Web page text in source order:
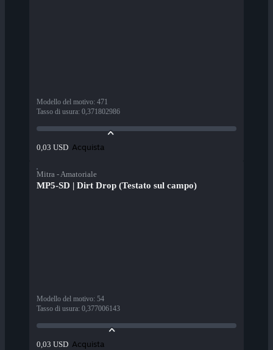
Modello del motivo: 471
Tasso di usura: 0,371802986
0,03 USD Acquista
Mitra - Amatoriale
MP5-SD | Dirt Drop (Testato sul campo)
Modello del motivo: 54
Tasso di usura: 0,377006143
0,03 USD Acquista